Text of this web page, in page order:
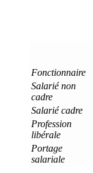
Fonctionnaire
Salarié non
cadre
Salarié cadre
Profession
libérale
Portage
salariale